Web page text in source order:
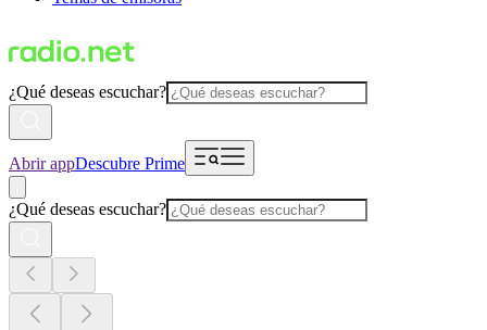
¿Qué deseas escuchar?
Abrir appDescubre Prime
¿Qué deseas escuchar?